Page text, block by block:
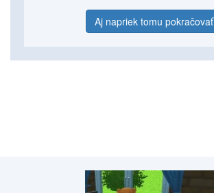
Aj napriek tomu pokračovať